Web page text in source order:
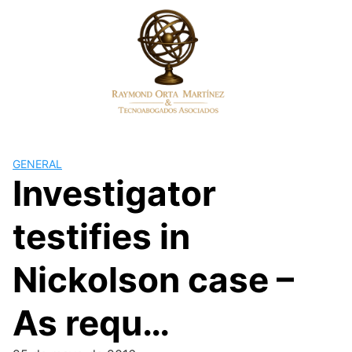
GENERAL
Investigator
testifies in
Nickolson case –
As requ…